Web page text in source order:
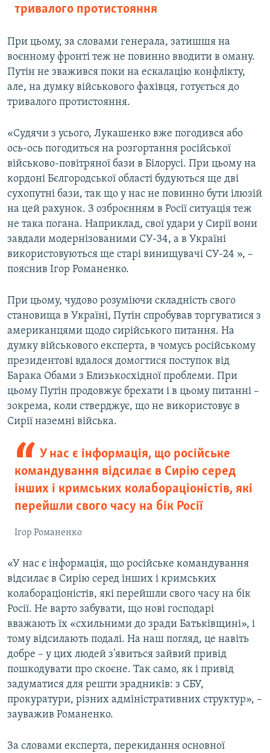
тривалого протистояння
При цьому, за словами генерала, затишшя на
воєнному фронті теж не повинно вводити в оману.
Путін не зважився поки на ескалацію конфлікту,
але, на думку військового фахівця, готується до
тривалого протистояння.
«Судячи з усього, Лукашенко вже погодився або
ось-ось погодиться на розгортання російської
військово-повітряної бази в Білорусі. При цьому на
кордоні Бєлгородської області будуються ще дві
сухопутні бази, так що у нас не повинно бути ілюзій
на цей рахунок. З озброєнням в Росії ситуація теж
не така погана. Наприклад, свої удари у Сирії вони
завдали модернізованими СУ-34, а в Україні
використовуються ще старі винищувачі СУ-24 », –
пояснив Ігор Романенко.
При цьому, чудово розуміючи складність свого
становища в Україні, Путін спробував торгуватися з
американцями щодо сирійського питання. На
думку військового експерта, в чомусь російському
президентові вдалося домогтися поступок від
Барака Обами з Близькосхідної проблеми. При
цьому Путін продовжує брехати і в цьому питанні –
зокрема, коли стверджує, що не використовує в
Сирії наземні війська.
У нас є інформація, що російське
командування відсилає в Сирію серед
інших і кримських колабораціоністів, які
перейшли свого часу на бік Росії
Ігор Романенко
«У нас є інформація, що російське командування
відсилає в Сирію серед інших і кримських
колабораціоністів, які перейшли свого часу на бік
Росії. Не варто забувати, що нові господарі
вважають їх «схильними до зради Батьківщині», і
тому відсилають подалі. На наш погляд, це навіть
добре – у цих людей з'явиться зайвий привід
пошкодувати про скоєне. Так само, як і привід
задуматися для решти зрадників: з СБУ,
прокуратури, різних адміністративних структур», –
зауважив Романенко.
За словами експерта, перекидання основної